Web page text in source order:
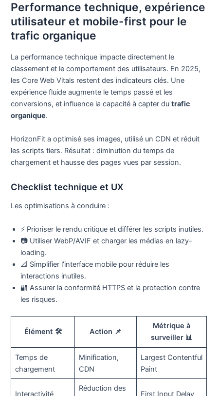
Performance technique, expérience
utilisateur et mobile-first pour le
trafic organique
La performance technique impacte directement le
classement et le comportement des utilisateurs. En 2025,
les Core Web Vitals restent des indicateurs clés. Une
expérience fluide augmente le temps passé et les
conversions, et influence la capacité à capter dutrafic
organique.
HorizonFit a optimisé ses images, utilisé un CDN et réduit
les scripts tiers. Résultat : diminution du temps de
chargement et hausse des pages vues par session.
Checklist technique et UX
Les optimisations à conduire :
⚡ Prioriser le rendu critique et différer les scripts inutiles.
📷 Utiliser WebP/AVIF et charger les médias en lazy-
loading.
📐 Simplifier l’interface mobile pour réduire les
interactions inutiles.
🔐 Assurer la conformité HTTPS et la protection contre
les risques.
Élément 🛠️ Action 📌
Métrique à
surveiller 📊
Temps de
chargement
Minification,
CDN
Largest Contentful
Paint
Interactivité
Réduction des
First Input Delay